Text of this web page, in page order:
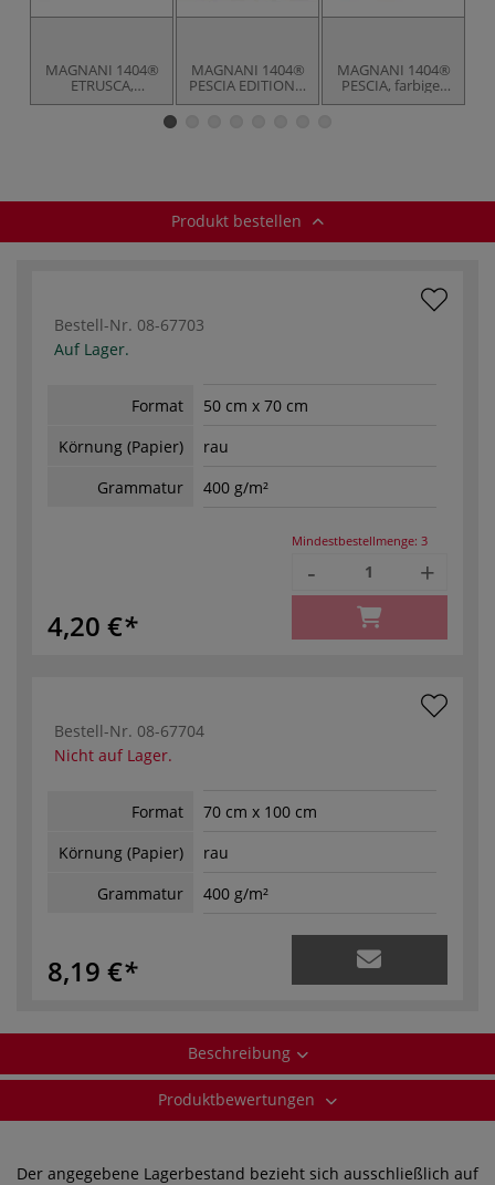
MAGNANI 1404®
ETRUSCA,
naturweiß
MAGNANI 1404®
PESCIA EDITIONS,
Büttenbuchpapier
MAGNANI 1404®
PESCIA, farbiges
Büttenbuchpapier
Produkt bestellen
Bestell-Nr. 08-67703
Auf Lager.
Format
50 cm x 70 cm
Körnung (Papier)
rau
Grammatur
400 g/m²
4,20 €
Mindestbestellmenge: 3
- +
Bestell-Nr. 08-67704
Nicht auf Lager.
Format
70 cm x 100 cm
Körnung (Papier)
rau
Grammatur
400 g/m²
8,19 €
Beschreibung
Produktbewertungen
Der angegebene Lagerbestand bezieht sich ausschließlich auf